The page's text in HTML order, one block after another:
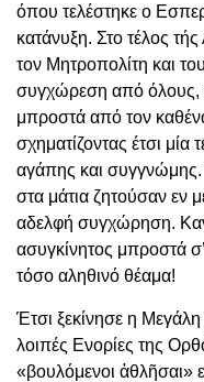
όπου τελέστηκε ο
κατάνυξη. Στο τέλος
τον Μητροπολίτη και
συγχώρεση από όλους,
μπροστά από τον
σχηματίζοντας έτσι
αγάπης και
στα μάτια ζητούσαν εν
αδελφή συγχώρηση.
ασυγκίνητος μπροστά
τόσο αληθινό θέαμα!
Έτσι ξεκίνησε η
λοιπές Ενορίες της
«βουλόμενοι ἀθλῆσαι»